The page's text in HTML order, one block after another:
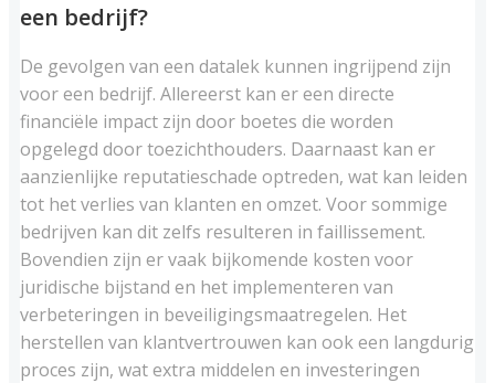
een bedrijf?
De gevolgen van een datalek kunnen ingrijpend zijn
voor een bedrijf. Allereerst kan er een directe
financiële impact zijn door boetes die worden
opgelegd door toezichthouders. Daarnaast kan er
aanzienlijke reputatieschade optreden, wat kan leiden
tot het verlies van klanten en omzet. Voor sommige
bedrijven kan dit zelfs resulteren in faillissement.
Bovendien zijn er vaak bijkomende kosten voor
juridische bijstand en het implementeren van
verbeteringen in beveiligingsmaatregelen. Het
herstellen van klantvertrouwen kan ook een langdurig
proces zijn, wat extra middelen en investeringen